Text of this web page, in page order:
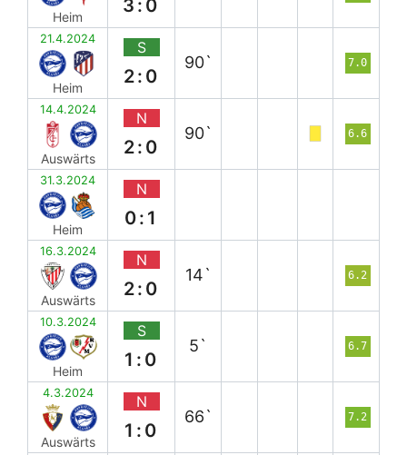
Heim
3:0
21.4.2024
Heim
S
2:0
90` 7.0
14.4.2024
Auswärts
N
2:0
90` 6.6
31.3.2024
Heim
N
0:1
16.3.2024
Auswärts
N
2:0
14` 6.2
10.3.2024
Heim
S
1:0
5` 6.7
4.3.2024
Auswärts
N
1:0
66` 7.2